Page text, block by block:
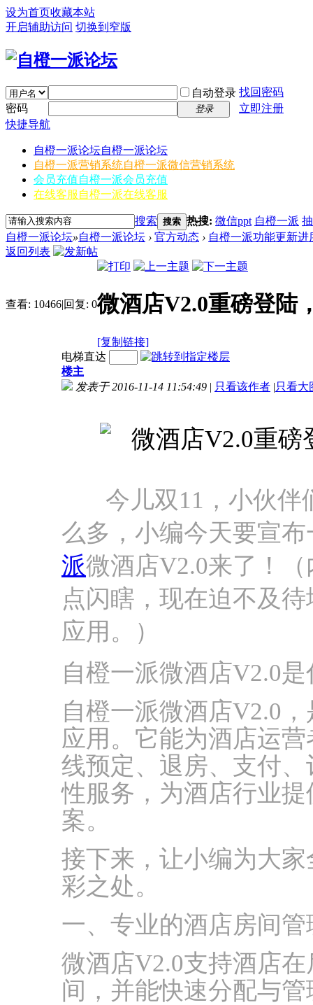
设为首页收藏本站
开启辅助访问 切换到窄版
自动登录 找回密码
密码
登录
立即注册
快捷导航
自橙一派论坛自橙一派论坛
自橙一派营销系统自橙一派微信营销系统
会员充值自橙一派会员充值
在线客服 自橙一派在线客服
搜索 搜索 热搜: 微信ppt 自橙一派
自橙一派论坛»自橙一派论坛 › 官方动态 › 自橙一派功能更新进
返回列表
查看: 10466|回复: 0微酒店V2.0重磅登陆
[复制链接]
电梯直达
楼主
发表于 2016-11-14 11:54:49 | 只看该作者 |只看大
今儿双11，小伙伴
么多，小编今天要宣
派微酒店V2.0来了！
点闪瞎，现在迫不及
应用。）
自橙一派微酒店V2.0
自橙一派微酒店V2.0
应用。它能为酒店运
线预定、退房、支付
性服务，为酒店行业
案。
接下来，让小编为大
彩之处。
一、专业的酒店房间
微酒店V2.0支持酒店
间，并能快速分配与